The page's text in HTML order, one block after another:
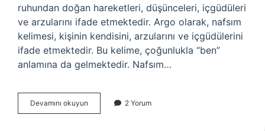
ruhundan doğan hareketleri, düşünceleri, içgüdüleri
ve arzularını ifade etmektedir. Argo olarak, nafsım
kelimesi, kişinin kendisini, arzularını ve içgüdülerini
ifade etmektedir. Bu kelime, çoğunlukla “ben”
anlamına da gelmektedir. Nafsım…
Devamını okuyun
ne
2 Yorum